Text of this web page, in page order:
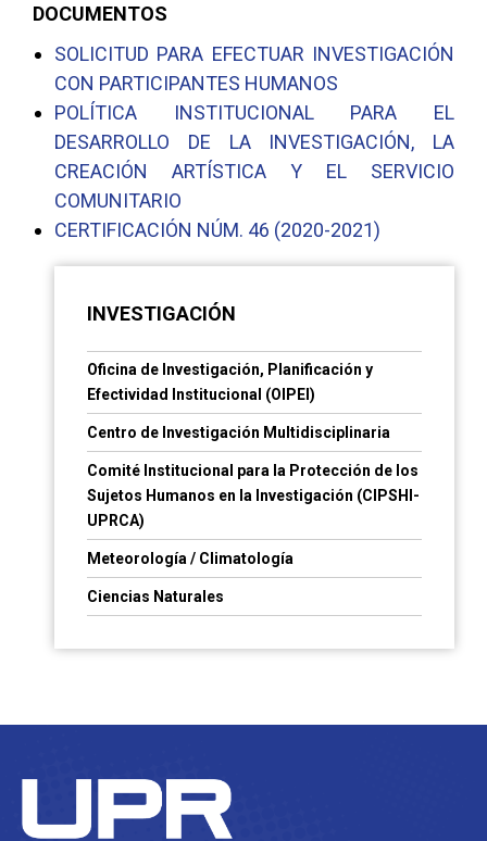
DOCUMENTOS
SOLICITUD PARA EFECTUAR INVESTIGACIÓN
CON PARTICIPANTES HUMANOS
POLÍTICA INSTITUCIONAL PARA EL
DESARROLLO DE LA INVESTIGACIÓN, LA
CREACIÓN ARTÍSTICA Y EL SERVICIO
COMUNITARIO
CERTIFICACIÓN NÚM. 46 (2020-2021)
INVESTIGACIÓN
Oficina de Investigación, Planificación y
Efectividad Institucional (OIPEI)
Centro de Investigación Multidisciplinaria
Comité Institucional para la Protección de los
Sujetos Humanos en la Investigación (CIPSHI-
UPRCA)
Meteorología / Climatología
Ciencias Naturales